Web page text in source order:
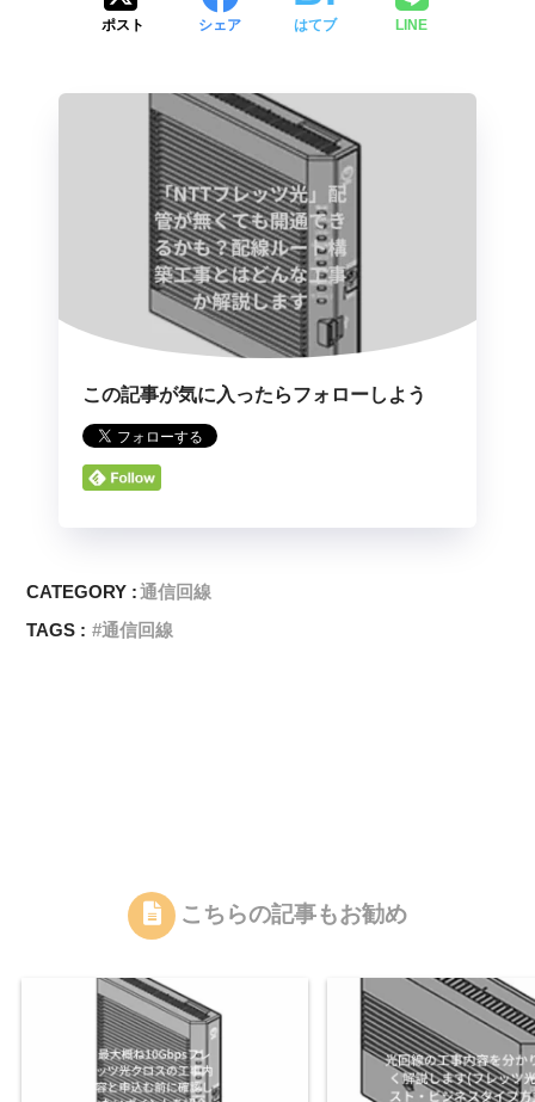
ポスト シェア はてブ LINE
この記事が気に入ったらフォローしよう
CATEGORY :通信回線
TAGS :
通信回線
こちらの記事もお勧め